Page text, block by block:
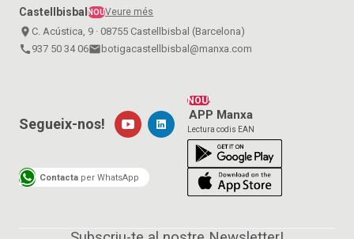
CastellbisbalNOUVeure més
place C. Acústica, 9 · 08755 Castellbisbal (Barcelona)
call 937 50 34 06emailbotigacastellbisbal@manxa.com
NOU!
APP Manxa
Lectura codis EAN
Segueix-nos!
Contacta per WhatsApp